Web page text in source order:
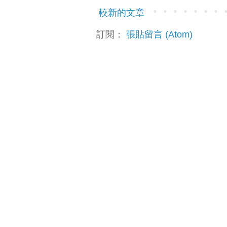
較新的文章
訂閱： 張貼留言 (Atom)